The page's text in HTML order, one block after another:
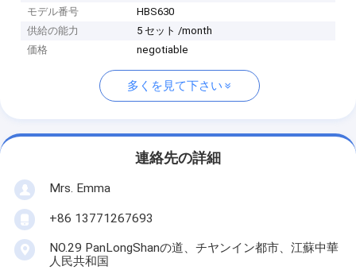
モデル番号
HBS630
供給の能力
5 セット /month
価格
negotiable
多くを見て下さい
連絡先の詳細
Mrs. Emma
+86 13771267693
NO.29 PanLongShanの道、チヤンイン都市、江蘇中華
人民共和国